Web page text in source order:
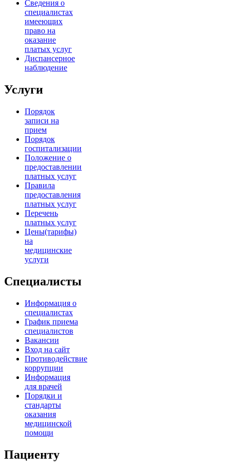
Сведения о
специалистах
имееющих
право на
оказание
платых услуг
Диспансерное
наблюдение
Услуги
Порядок
записи на
прием
Порядок
госпитализации
Положение о
предоставлении
платных услуг
Правила
предоставления
платных услуг
Перечень
платных услуг
Цены(тарифы)
на
медицинские
услуги
Специалисты
Информация о
специалистах
График приема
специалистов
Вакансии
Вход на сайт
Противодействие
коррупции
Информация
для врачей
Порядки и
стандарты
оказания
медицинской
помощи
Пациенту